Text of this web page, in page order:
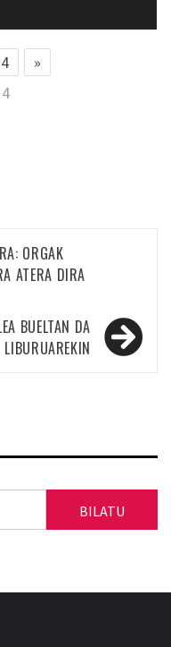
4
»
ORGAK
ATERA DIRA
BUELTAN DA
LIBURUAREKIN